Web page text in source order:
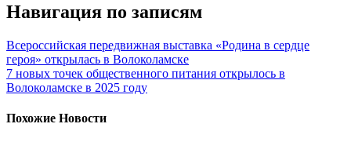
Навигация по записям
Всероссийская передвижная выставка «Родина в сердце
героя» открылась в Волоколамске
7 новых точек общественного питания открылось в
Волоколамске в 2025 году
Похожие Новости